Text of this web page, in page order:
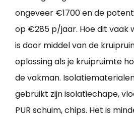
ongeveer €1700 en de
op €285 p/jaar. Hoe dit vaak
is door middel van de
oplossing als je kruipruimte
de vakman.
gebruikt zijn isolatiechape,
PUR schuim, chips. Het is